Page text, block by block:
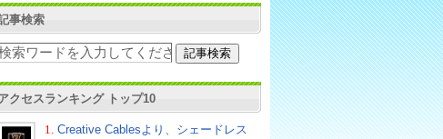
事検索
クセスランキング トップ10
1.
Creative Cablesより、シェードレス